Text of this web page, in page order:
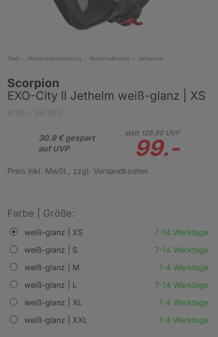
Start Motorradbekleidung Motorradhelme Jethelme
Scorpion
EXO-City II Jethelm weiß-glanz | XS
30.9 € gespart
auf UVP
statt 129.90UVP
99.-
Preis inkl. MwSt., zzgl. Versandkosten
Farbe | Größe:
weiß-glanz | XS
7-14 Werktage
weiß-glanz | S
7-14 Werktage
weiß-glanz | M
1-4 Werktage
weiß-glanz | L
7-14 Werktage
weiß-glanz | XL
1-4 Werktage
weiß-glanz | XXL
1-4 Werktage